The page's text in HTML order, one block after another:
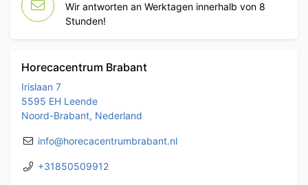
Wir antworten an Werktagen innerhalb von 8
Stunden!
Horecacentrum Brabant
Irislaan 7
5595 EH Leende
Noord-Brabant, Nederland
info@horecacentrumbrabant.nl
+31850509912